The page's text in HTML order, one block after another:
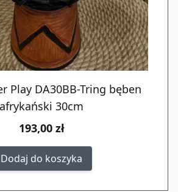
Play DA30BB-Tring bęben
afrykański 30cm
193,00 zł
Dodaj do koszyka